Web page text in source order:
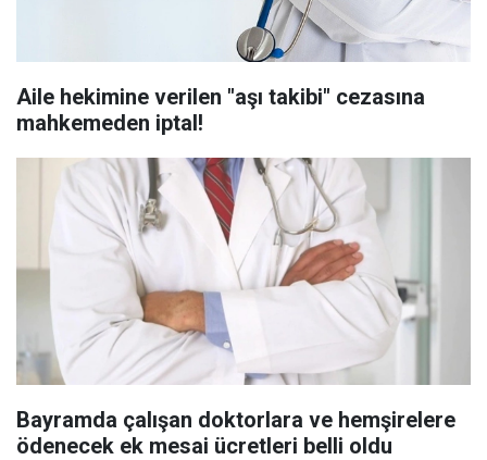
Aile hekimine verilen "aşı takibi" cezasına
mahkemeden iptal!
Bayramda çalışan doktorlara ve hemşirelere
ödenecek ek mesai ücretleri belli oldu